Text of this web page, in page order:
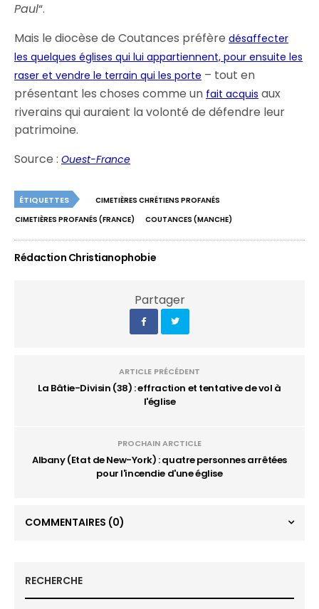
Paul“.
Mais le diocèse de Coutances préfèredésaffecter
les quelques églises qui lui appartiennent, pour ensuite les
raser et vendre le terrain qui les porte – tout en
présentant les choses comme un fait acquis aux
riverains qui auraient la volonté de défendre leur
patrimoine.
Source :Ouest-France
ÉTIQUETTES
CIMETIÈRES CHRÉTIENS PROFANÉS
CIMETIÈRES PROFANÉS (FRANCE)
COUTANCES (MANCHE)
Rédaction Christianophobie
Partager
ARTICLE PRÉCÉDENT
La Bâtie-Divisin (38) : effraction et tentative de vol à
l'église
PROCHAIN ARCTICLE
Albany (Etat de New-York) : quatre personnes arrêtées
pour l'incendie d'une église
COMMENTAIRES (0)
RECHERCHE